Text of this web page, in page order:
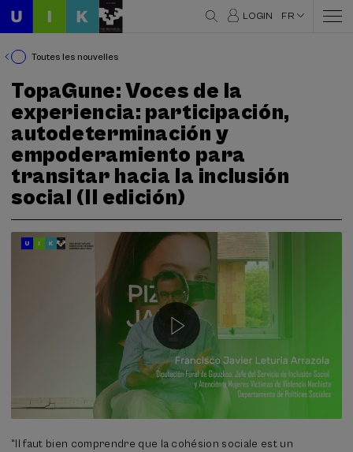
LOGIN FR
Toutes les nouvelles
TopaGune: Voces de la
experiencia: participación,
autodeterminación y
empoderamiento para
transitar hacia la inclusión
social (II edición)
"Il faut bien comprendre que la cohésion sociale est un